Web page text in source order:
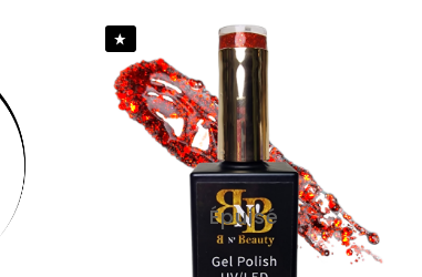
Vous devez être connectépour publier un avis.
Épuisé